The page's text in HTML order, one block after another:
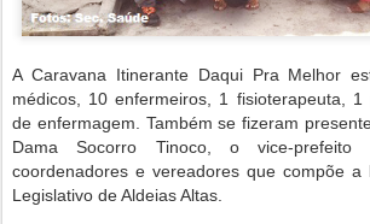
A Caravana Itinerante Daqui Pra Melhor
médicos, 10 enfermeiros, 1 fisioterapeuta, 1
de enfermagem. Também se fizeram
Dama Socorro Tinoco, o vice-prefeito
coordenadores e vereadores que compõe
Legislativo de Aldeias Altas.